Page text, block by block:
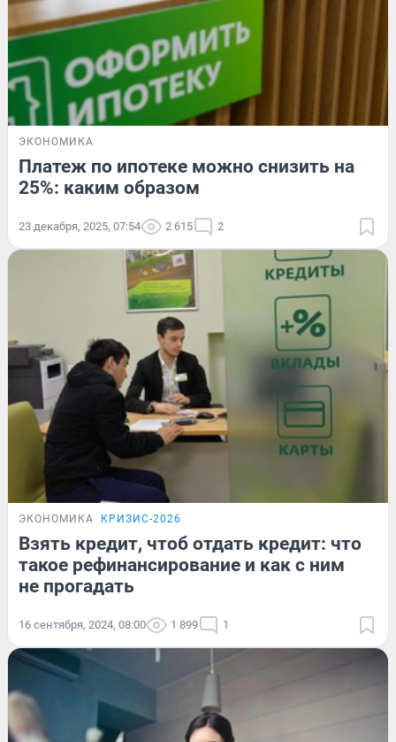
ЭКОНОМИКА
Платеж по ипотеке можно снизить на
25%: каким образом
23 декабря, 2025, 07:54 2 615 2
ЭКОНОМИКА КРИЗИС-2026
Взять кредит, чтоб отдать кредит: что
такое рефинансирование и как с ним
не прогадать
16 сентября, 2024, 08:00 1 899 1